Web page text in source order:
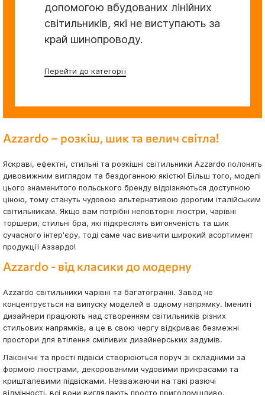
допомогою вбудованих лінійних
світильників, які не виступають за
край шинопроводу.
Перейти до категорії
Azzardo – розкіш, шик та велич світла!
Яскраві, ефектні, стильні та розкішні світильники Azzardo полонять
дивовижним виглядом та бездоганною якістю! Більш того, моделі
цього знаменитого польського бренду відрізняються доступною
ціною, тому стануть чудовою альтернативою дорогим італійським
світильникам. Якщо вам потрібні неповторні люстри, чарівні
торшери, стильні бра, які підкреслять витонченість та шик
сучасного інтер'єру, тоді саме час вивчити широкий асортимент
продукції Аззардо!
Azzardo - від класики до модерну
Azzardo світильники чарівні та багатогранні. Завод не
концентрується на випуску моделей в одному напрямку. Імениті
дизайнери працюють над створенням світильників різних
стильових напрямків, а це в свою чергу відкриває безмежні
простори для втілення сміливих дизайнерських задумів.
Лаконічні та прості підвіси створюються поруч зі складними за
формою люстрами, декорованими чудовими прикрасами та
кришталевими підвісками. Незважаючи на такі разючі
відмінності, всі вони виглядають просто приголомшливо.